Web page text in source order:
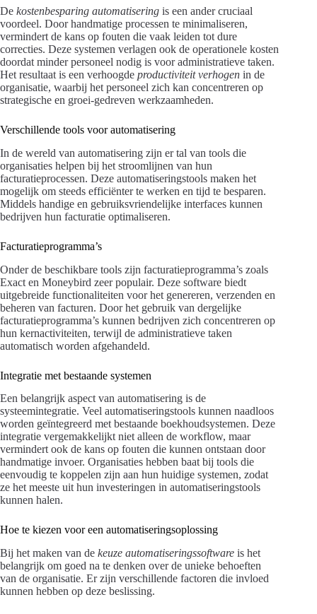
De kostenbesparing automatisering is een ander cruciaal
voordeel. Door handmatige processen te minimaliseren,
vermindert de kans op fouten die vaak leiden tot dure
correcties. Deze systemen verlagen ook de operationele kosten
doordat minder personeel nodig is voor administratieve taken.
Het resultaat is een verhoogde productiviteit verhogen in de
organisatie, waarbij het personeel zich kan concentreren op
strategische en groei-gedreven werkzaamheden.
Verschillende tools voor automatisering
In de wereld van automatisering zijn er tal van tools die
organisaties helpen bij het stroomlijnen van hun
facturatieprocessen. Deze automatiseringstools maken het
mogelijk om steeds efficiënter te werken en tijd te besparen.
Middels handige en gebruiksvriendelijke interfaces kunnen
bedrijven hun facturatie optimaliseren.
Facturatieprogramma’s
Onder de beschikbare tools zijn facturatieprogramma’s zoals
Exact en Moneybird zeer populair. Deze software biedt
uitgebreide functionaliteiten voor het genereren, verzenden en
beheren van facturen. Door het gebruik van dergelijke
facturatieprogramma’s kunnen bedrijven zich concentreren op
hun kernactiviteiten, terwijl de administratieve taken
automatisch worden afgehandeld.
Integratie met bestaande systemen
Een belangrijk aspect van automatisering is de
systeemintegratie. Veel automatiseringstools kunnen naadloos
worden geïntegreerd met bestaande boekhoudsystemen. Deze
integratie vergemakkelijkt niet alleen de workflow, maar
vermindert ook de kans op fouten die kunnen ontstaan door
handmatige invoer. Organisaties hebben baat bij tools die
eenvoudig te koppelen zijn aan hun huidige systemen, zodat
ze het meeste uit hun investeringen in automatiseringstools
kunnen halen.
Hoe te kiezen voor een automatiseringsoplossing
Bij het maken van de keuze automatiseringssoftware is het
belangrijk om goed na te denken over de unieke behoeften
van de organisatie. Er zijn verschillende factoren die invloed
kunnen hebben op deze beslissing.